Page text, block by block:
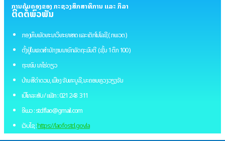
ການຄຸ້ມຄອງຂອງ ກະຊວງສຶກສາທິການ ແລະ ກິລາ
ຕິດຕໍ່ພົວພັນ
ກອງທຶນພັດທະນາວິທະຍາສາດ ແລະ ເຕັກໂນໂລຊີ ( ກພວຕ )
ຕັ້ງຢູ່ໃນເຂດສຳນັກງານນາຍົກລັດຖະມົນຕີ ( ຊັ້ນ 1 ຕຶກ 100 )
ຖະໜົນ ນາໄຮ່ດຽວ
ບ້ານ ສີດຳດວນ, ເມືອງ ຈັນທະບູລີ, ນະຄອນຫຼວງວຽງຈັນ
ເບີໂທລະສັບ / ແຟັກ : 021 243 311
ອີເມວ : stdflao@gmail.com
ເວັບໄຊ :https://laofostd.gov.la